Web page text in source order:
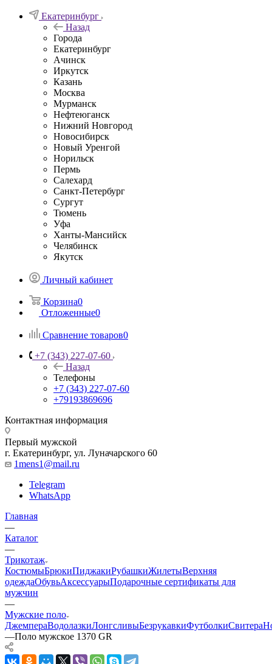
Екатеринбург
Назад
Города
Екатеринбург
Ачинск
Иркутск
Казань
Москва
Мурманск
Нефтеюганск
Нижний Новгород
Новосибирск
Новый Уренгой
Норильск
Пермь
Салехард
Санкт-Петербург
Сургут
Тюмень
Уфа
Ханты-Мансийск
Челябинск
Якутск
Личный кабинет
Корзина0
Отложенные0
Сравнение товаров0
+7 (343) 227-07-60
Назад
Телефоны
+7 (343) 227-07-60
+79193869696
Контактная информация
Первый мужской
г. Екатеринбург, ул. Луначарского 60
1mens1@mail.ru
Telegram
WhatsApp
Главная
—
Каталог
—
Трикотаж
КостюмыБрюкиПиджакиРубашкиЖилетыВерхняя
одеждаОбувьАксессуарыПодарочные сертификаты для
мужчин
—
Мужские поло
ДжемпераВодолазкиЛонгсливыБезрукавкиФутболкиСвитера
—Поло мужское 1370 GR